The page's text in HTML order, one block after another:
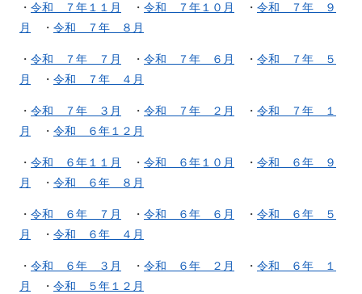
・ 令和 ７年１１月 ・ 令和 ７年１０月 ・ 令和 ７年 ９
月
・ 令和 ７年 ８月
・ 令和 ７年 ７月 ・ 令和 ７年 ６月 ・ 令和 ７年 ５
月
・ 令和 ７年 ４月
・ 令和 ７年 ３月 ・ 令和 ７年 ２月 ・ 令和 ７年 １
月
・ 令和 ６年１２月
・ 令和 ６年１１月 ・ 令和 ６年１０月 ・ 令和 ６年 ９
月
・ 令和 ６年 ８月
・ 令和 ６年 ７月 ・ 令和 ６年 ６月 ・ 令和 ６年 ５
月
・ 令和 ６年 ４月
・ 令和 ６年 ３月 ・ 令和 ６年 ２月 ・ 令和 ６年 １
月
・ 令和 ５年１２月